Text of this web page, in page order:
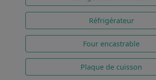
Réfrigérateur
Four encastrable
Plaque de cuisson